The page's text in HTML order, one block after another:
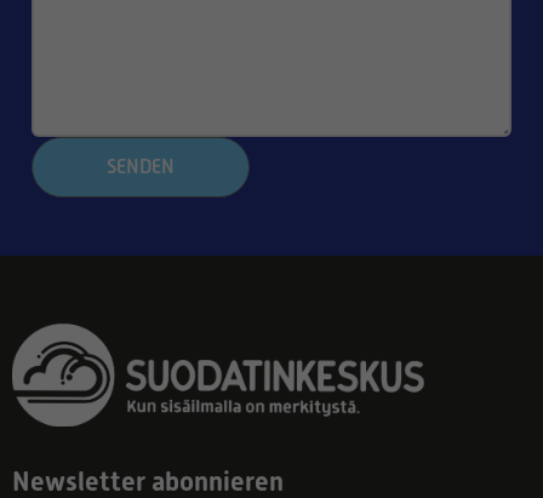
SENDEN
Newsletter abonnieren